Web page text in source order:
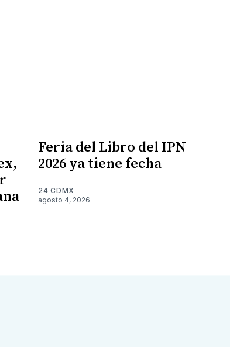
Feria del Libro del IPN
2026 ya tiene fecha
24 CDMX
agosto 4, 2026